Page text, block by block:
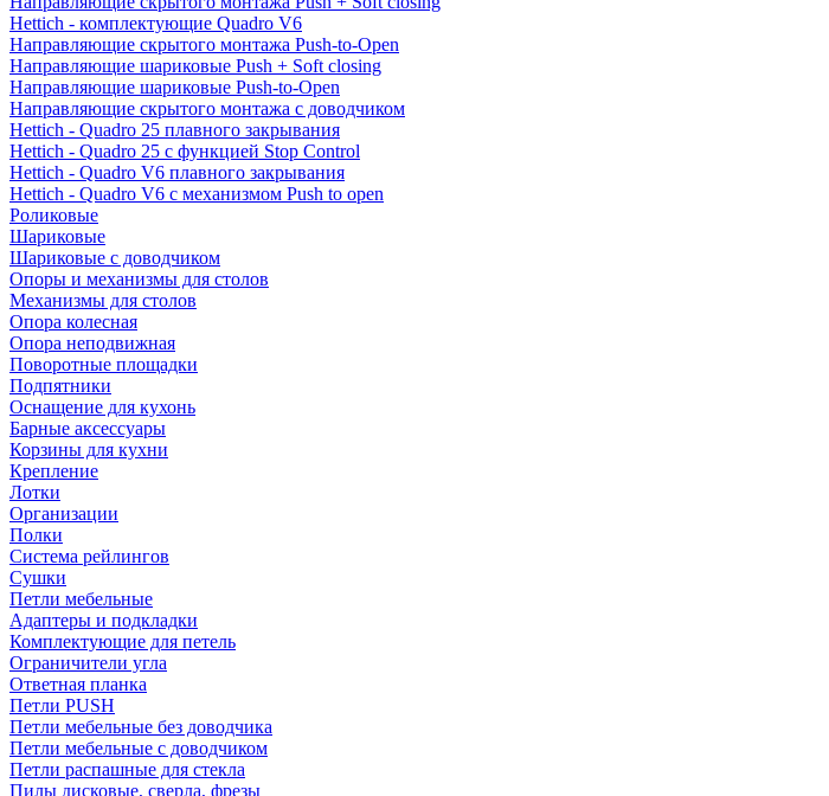
Hettich - комплектующие Quadro V6
Направляющие скрытого монтажа Push-to-Open
Направляющие шариковые Push + Soft closing
Направляющие шариковые Push-to-Open
Направляющие скрытого монтажа с доводчиком
Hettich - Quadro 25 плавного закрывания
Hettich - Quadro 25 с функцией Stop Control
Hettich - Quadro V6 плавного закрывания
Hettich - Quadro V6 с механизмом Push to open
Роликовые
Шариковые
Шариковые с доводчиком
Опоры и механизмы для столов
Механизмы для столов
Опора колесная
Опора неподвижная
Поворотные площадки
Подпятники
Оснащение для кухонь
Барные аксессуары
Корзины для кухни
Крепление
Лотки
Организации
Полки
Система рейлингов
Сушки
Петли мебельные
Адаптеры и подкладки
Комплектующие для петель
Ограничители угла
Ответная планка
Петли PUSH
Петли мебельные без доводчика
Петли мебельные с доводчиком
Петли распашные для стекла
Пилы дисковые, сверла, фрезы